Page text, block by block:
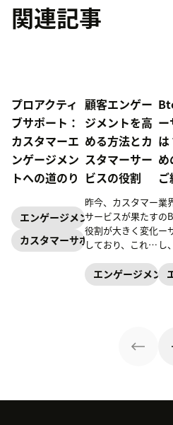
関連記事
プロアクティ
ブサポート：
カスタマーエ
ンゲージメン
トへの道のり
エンゲージメント
カスタマーサポート
顧客エンゲー
ジメントを高
める方法とカ
スタマーサー
ビスの役割
昨今、カスタマー
サービスが果たす
役割が大きく変化
しており、これに
ージメントを適切
に管理することの
ティングを展開す
要です。本記事で
エンゲージメント
ー
は
め
業
の
ー
し
関
ょ